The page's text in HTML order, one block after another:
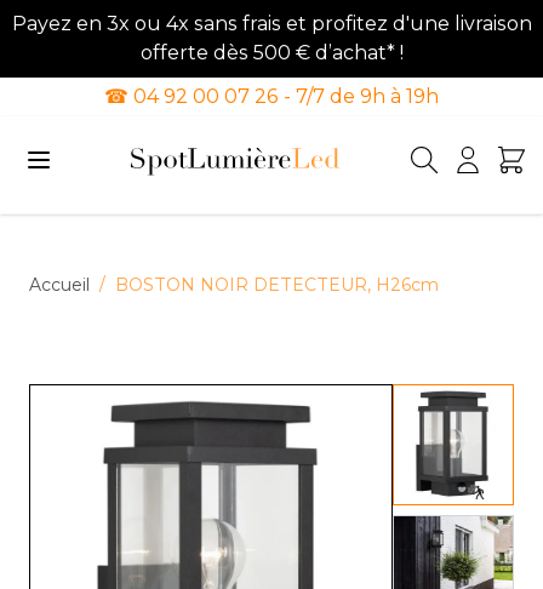
Payez en 3x ou 4x sans frais et profitez d'une livraison
offerte dès 500 € d’achat* !
☎ 04 92 00 07 26 - 7/7 de 9h à 19h
Accueil / BOSTON NOIR DETECTEUR, H26cm
View
View